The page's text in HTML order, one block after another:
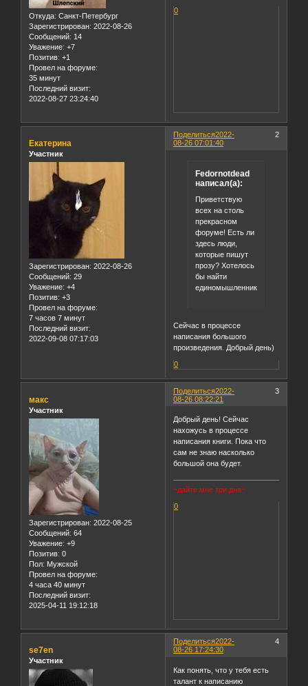
Откуда: Санкт-Петербург
Зарегистрирован: 2022-08-26
Сообщений: 14
Уважение: +7
Позитив: +1
Провел на форуме:
35 минут
Последний визит:
2022-08-27 23:24:40
0
Поделиться 2
2022-
08-26 07:01:40
Екатерина
Участник
Зарегистрирован: 2022-08-26
Сообщений: 29
Уважение: +4
Позитив: +3
Провел на форуме:
7 часов 7 минут
Последний визит:
2022-09-08 07:17:03
Fedornotdead
написал(а):
Приветствую
всех на столь
прекрасном
форуме! Есть ли
здесь люди,
которые пишут
прозу? Хотелось
бы найти
единомышленников!
Сейчас в процессе
написания большого
произведения. Добрый день)
0
Поделиться 3
2022-
08-26 08:22:21
макс
Участник
Зарегистрирован: 2022-08-25
Сообщений: 64
Уважение: +9
Позитив: 0
Пол: Мужской
Провел на форуме:
4 часа 40 минут
Последний визит:
2025-04-11 19:12:18
Добрый день! Сейчас
нахожусь в процессе
написания книги. Пока что
сам не знаю насколько
большой она будет.
~дайте мне три дня~
0
Поделиться 4
2022-
08-26 17:24:30
se7en
Участник
Как понять, что у тебя есть
талант к написанию